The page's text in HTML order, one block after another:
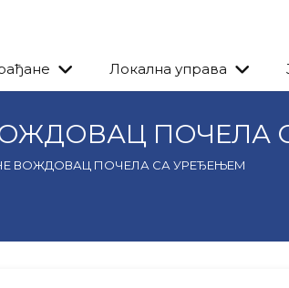
Локална управа
ПОЧЕЛА
ВОЖДОВАЦ ПОЧЕЛА СА УРЕЂЕЊЕМ